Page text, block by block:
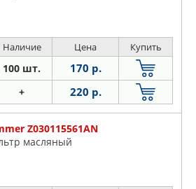
Наличие Цена Купить
100 шт. 170 р.
+ 220 р.
Z030115561AN
масляный